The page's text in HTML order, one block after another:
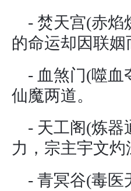
- 焚天宫(赤
的命运却因联姻
- 血煞门(噬
仙魔两道。
- 天工阁(炼
力，宗主宇文灼
- 青冥谷(毒